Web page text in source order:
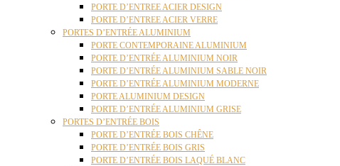
PORTE D’ENTREE ACIER DESIGN
PORTE D’ENTREE ACIER VERRE
PORTES D’ENTRÉE ALUMINIUM
PORTE CONTEMPORAINE ALUMINIUM
PORTE D’ENTRÉE ALUMINIUM NOIR
PORTE D’ENTRÉE ALUMINIUM SABLE NOIR
PORTE D’ENTRÉE ALUMINIUM MODERNE
PORTE ALUMINIUM DESIGN
PORTE D’ENTRÉE ALUMINIUM GRISE
PORTES D’ENTRÉE BOIS
PORTE D’ENTRÉE BOIS CHÊNE
PORTE D’ENTRÉE BOIS GRIS
PORTE D’ENTRÉE BOIS LAQUÉ BLANC